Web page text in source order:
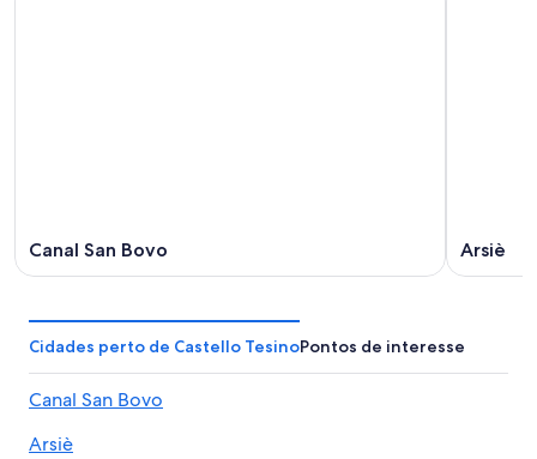
Canal San Bovo Arsiè
Cidades perto de Castello TesinoPontos de interesse
Canal San Bovo
Arsiè